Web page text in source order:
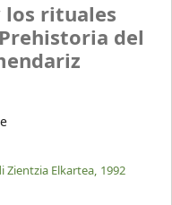
los rituales
del
Zientzia Elkartea, 1992